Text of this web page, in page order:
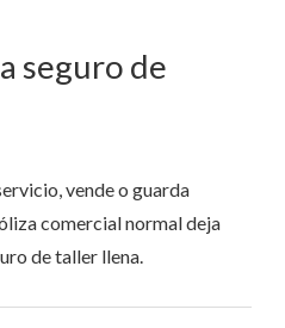
seguro de
vende o guarda
comercial normal deja
de taller llena.